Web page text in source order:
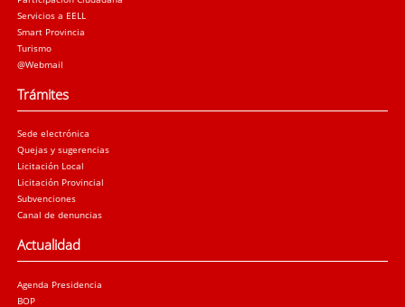
Servicios a EELL
Smart Provincia
Turismo
@Webmail
Trámites
Sede electrónica
Quejas y sugerencias
Licitación Local
Licitación Provincial
Subvenciones
Canal de denuncias
Actualidad
Agenda Presidencia
BOP